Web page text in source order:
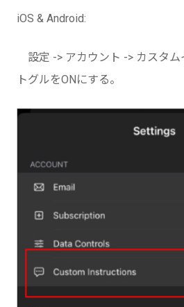
iOS & Android:
設定 -> アカウント -> カスタム
トグルをONにする。